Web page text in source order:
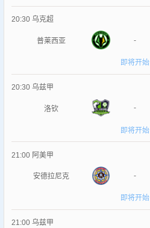
20:30 乌克超
普莱西亚 -
即将开始
20:30 乌兹甲
洛钦 -
即将开始
21:00 阿美甲
安德拉尼克 -
即将开始
21:00 乌兹甲